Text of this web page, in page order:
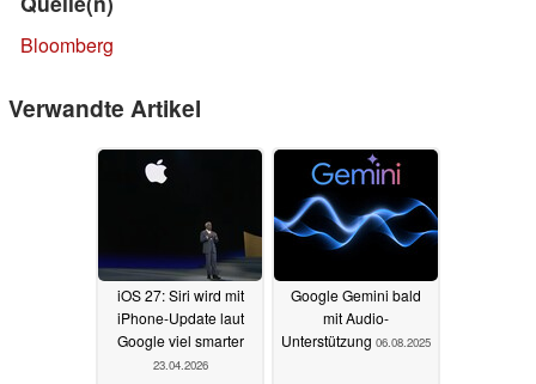
Bloomberg
Verwandte Artikel
iOS 27: Siri wird mit
iPhone-Update laut
Google viel smarter
23.04.2026
Google Gemini bald
mit Audio-
Unterstützung 06.08.2025